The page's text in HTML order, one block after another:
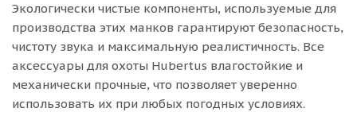
Экологически чистые компоненты, используемые для
производства этих манков гарантируют безопасность,
чистоту звука и максимальную реалистичность. Все
аксессуары для охоты Hubertus влагостойкие и
механически прочные, что позволяет уверенно
использовать их при любых погодных условиях.